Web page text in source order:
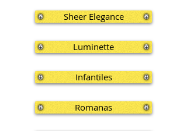
Sheer Elegance
Luminette
Infantiles
Romanas